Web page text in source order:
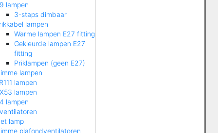
lampen
3-staps dimbaar
lampen
Warme lampen E27 fitting
Gekleurde lampen E27
fitting
Priklampen (geen E27)
lampen
lampen
lampen
lampen
lamp
plafondventilatoren